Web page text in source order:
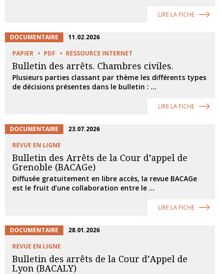
LIRE LA FICHE
DOCUMENTAIRE
11.02.2026
PAPIER
PDF RESSOURCE INTERNET
Bulletin des arrêts. Chambres civiles.
Plusieurs parties classant par thème les différents types
de décisions présentes dans le bulletin : ...
LIRE LA FICHE
DOCUMENTAIRE
23.07.2026
REVUE EN LIGNE
Bulletin des Arrêts de la Cour d’appel de
Grenoble (BACAGe)
Diffusée gratuitement en libre accès, la revue BACAGe
est le fruit d’une collaboration entre le ...
LIRE LA FICHE
DOCUMENTAIRE
28.01.2026
REVUE EN LIGNE
Bulletin des arrêts de la Cour d’Appel de
Lyon (BACALY)